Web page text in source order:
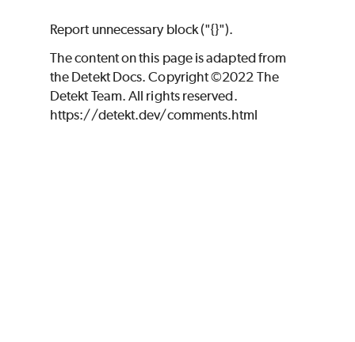
Report unnecessary block ("{}").
The content on this page is adapted from
the Detekt Docs. Copyright ©2022 The
Detekt Team. All rights reserved.
https://detekt.dev/comments.html